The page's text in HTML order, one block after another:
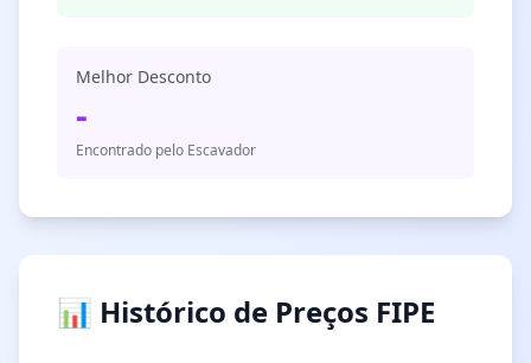
Melhor Desconto
-
Encontrado pelo Escavador
📊 Histórico de Preços FIPE